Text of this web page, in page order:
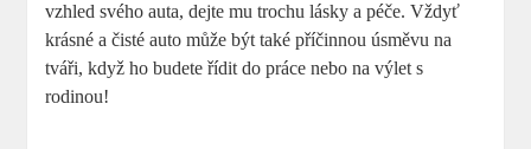
vzhled svého auta, dejte mu trochu lásky a péče. Vždyť
krásné a čisté auto může být také příčinnou úsměvu na
tváři, když ho budete řídit do práce nebo na výlet s
rodinou!